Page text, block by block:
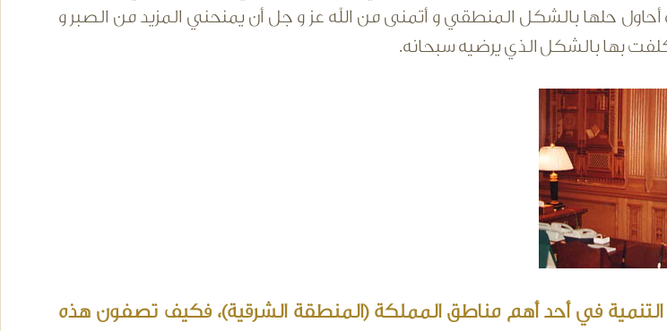
حلها بالشكل المنطقي و أتمنى من الله عز و جل أن يمنحني المزيد من الصبر و
بها بالشكل الذي يرضيه سبحانه.
التنمية في أحد أهم مناطق المملكة (المنطقة الشرقية)، فكيف تصفون هذه